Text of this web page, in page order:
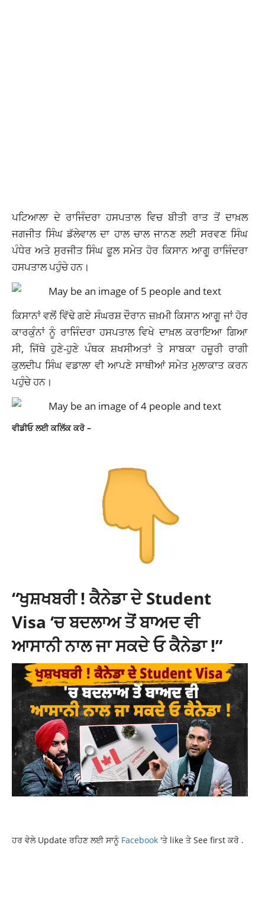
ਪਟਿਆਲਾ ਦੇ ਰਾਜਿੰਦਰਾ ਹਸਪਤਾਲ ਵਿਚ ਬੀਤੀ ਰਾਤ ਤੋਂ ਦਾਖ਼ਲ
ਜਗਜੀਤ ਸਿੰਘ ਡੱਲੇਵਾਲ ਦਾ ਹਾਲ ਚਾਲ ਜਾਨਣ ਲਈ ਸਰਵਣ ਸਿੰਘ
ਪੰਧੇਰ ਅਤੇ ਸੁਰਜੀਤ ਸਿੰਘ ਫੂਲ ਸਮੇਤ ਹੋਰ ਕਿਸਾਨ ਆਗੂ ਰਾਜਿੰਦਰਾ
ਹਸਪਤਾਲ ਪਹੁੰਚੇ ਹਨ।
ਕਿਸਾਨਾਂ ਵਲੋਂ ਵਿੱਢੇ ਗਏ ਸੰਘਰਸ਼ ਦੌਰਾਨ ਜ਼ਖ਼ਮੀ ਕਿਸਾਨ ਆਗੂ ਜਾਂ ਹੋਰ
ਕਾਰਕੁੰਨਾਂ ਨੂੰ ਰਾਜਿੰਦਰਾ ਹਸਪਤਾਲ ਵਿਖੇ ਦਾਖ਼ਲ ਕਰਾਇਆ ਗਿਆ
ਸੀ, ਜਿੱਥੇ ਹੁਣੇ-ਹੁਣੇ ਪੰਥਕ ਸ਼ਖਸੀਅਤਾਂ ਤੇ ਸਾਬਕਾ ਹਜ਼ੂਰੀ ਰਾਗੀ
ਕੁਲਦੀਪ ਸਿੰਘ ਵਡਾਲਾ ਵੀ ਆਪਣੇ ਸਾਥੀਆਂ ਸਮੇਤ ਮੁਲਾਕਾਤ ਕਰਨ
ਪਹੁੰਚੇ ਹਨ।
ਵੀਡੀਓ ਲਈ ਕਲਿੱਕ ਕਰੋ –
“ਖੁਸ਼ਖਬਰੀ ! ਕੈਨੇਡਾ ਦੇ Student
Visa ‘ਚ ਬਦਲਾਅ ਤੋਂ ਬਾਅਦ ਵੀ
ਆਸਾਨੀ ਨਾਲ ਜਾ ਸਕਦੇ ਓ ਕੈਨੇਡਾ !”
ਹਰ ਵੇਲੇ Update ਰਹਿਣ ਲਈ ਸਾਨੂੰ Facebook 'ਤੇ like ਤੇ See first ਕਰੋ .